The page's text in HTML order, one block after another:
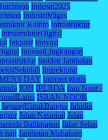
Indosat2025
IndustriMigas
Kaltim Infrastruktur
infrastrukturDigital
Inklusif Inovasi
InovasiLingkungan
Insiden Jambatan
Inspektorat
DAY Internet gratis
IOH IPERDA Iran Noor -
ISRAN NOOR
JagungUntukBangsa Jahidin
Jalan Nasional Jalan
Balikpapan Jalan Sehat
haji Jambatan Mahakam